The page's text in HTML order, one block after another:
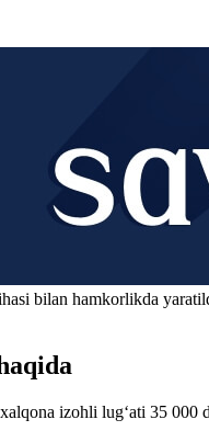
bilan hamkorlikda
izohli lug‘ati 35 000